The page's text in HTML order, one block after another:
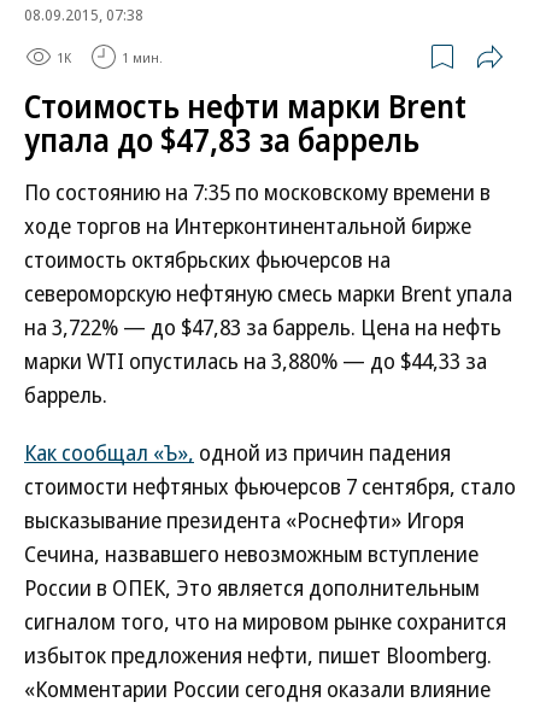
08.09.2015, 07:38
1K 1 мин.
Стоимость нефти марки Brent
упала до $47,83 за баррель
По состоянию на 7:35 по московскому времени в
ходе торгов на Интерконтинентальной бирже
стоимость октябрьских фьючерсов на
североморскую нефтяную смесь марки Brent упала
на 3,722% — до $47,83 за баррель. Цена на нефть
марки WTI опустилась на 3,880% — до $44,33 за
баррель.
Как сообщал «Ъ», одной из причин падения
стоимости нефтяных фьючерсов 7 сентября, стало
высказывание президента «Роснефти» Игоря
Сечина, назвавшего невозможным вступление
России в ОПЕК, Это является дополнительным
сигналом того, что на мировом рынке сохранится
избыток предложения нефти, пишет Bloomberg.
«Комментарии России сегодня оказали влияние